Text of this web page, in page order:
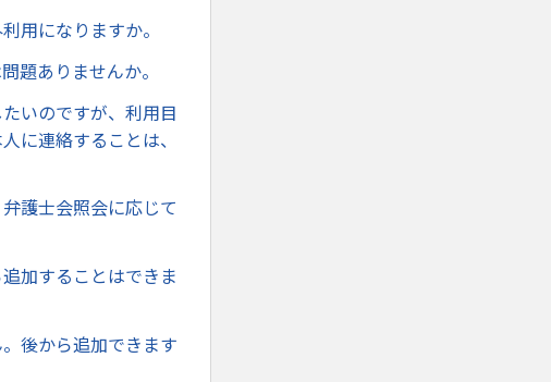
用になりますか。
題ありませんか。
いのですが、利用目
に連絡することは、
護士会照会に応じて
加することはできま
後から追加できます